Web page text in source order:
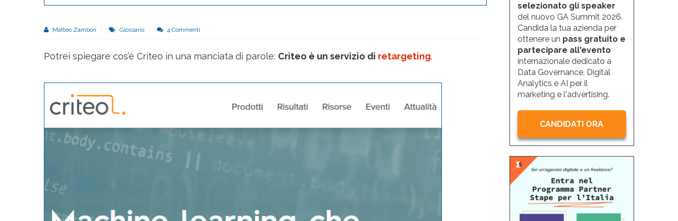
Matteo Zambon Glossario 4 Commenti
Potrei spiegare cos’è Criteo in una manciata di parole: Criteo è un servizio di retargeting.
selezionato gli speaker
del nuovo GA Summit 2026.
Candida la tua azienda per
ottenere un pass gratuito e
partecipare all'evento
internazionale dedicato a
Data Governance, Digital
Analytics e AI per il
marketing e l'advertising.
CANDIDATI ORA